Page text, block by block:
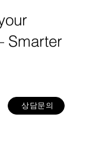
Smarter
상담문의